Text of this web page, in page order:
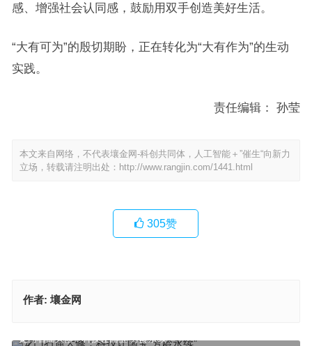
感、增强社会认同感，鼓励用双手创造美好生活。
“大有可为”的殷切期盼，正在转化为“大有作为”的生动
实践。
责任编辑： 孙莹
本文来自网络，不代表壤金网-科创共同体，人工智能＋”催生“向新力
立场，转载请注明出处： http://www.rangjin.com/1441.html
305赞
作者: 壤金网
龙门石窟大修：科技让国宝“芳龄永续”